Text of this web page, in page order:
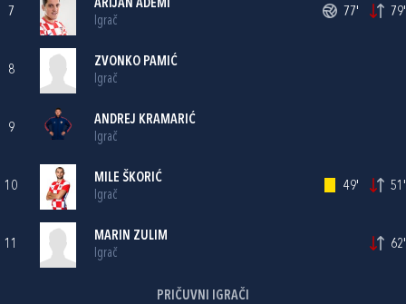
7
ARIJAN ADEMI
Igrač
77' 79'
8
ZVONKO PAMIĆ
Igrač
9
ANDREJ KRAMARIĆ
Igrač
10
MILE ŠKORIĆ
Igrač
49' 51'
11
MARIN ZULIM
Igrač
62'
PRIČUVNI IGRAČI